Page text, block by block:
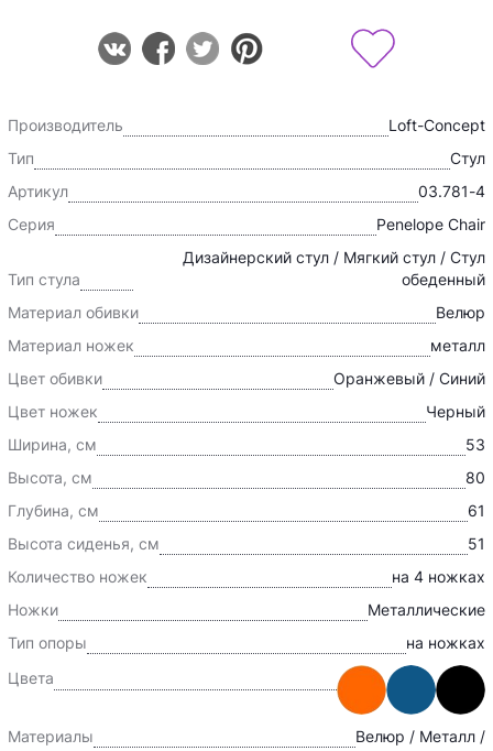
Производитель
Loft-Concept
Тип
Стул
Артикул
03.781-4
Серия
Penelope Chair
Тип стула
Дизайнерский стул / Мягкий стул / Стул
обеденный
Материал обивки
Велюр
Материал ножек
металл
Цвет обивки
Оранжевый / Синий
Цвет ножек
Черный
Ширина, см
53
Высота, см
80
Глубина, см
61
Высота сиденья, см
51
Количество ножек
на 4 ножках
Ножки
Металлические
Тип опоры
на ножках
Цвета
Материалы Велюр / Металл /